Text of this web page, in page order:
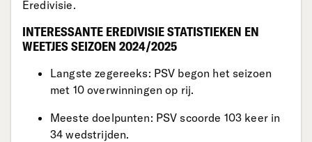
Eredivisie.
INTERESSANTE EREDIVISIE STATISTIEKEN EN
WEETJES SEIZOEN 2024/2025
Langste zegereeks: PSV begon het seizoen
met 10 overwinningen op rij.
Meeste doelpunten: PSV scoorde 103 keer in
34 wedstrijden.